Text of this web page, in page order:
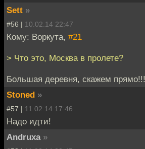
Sett »
#56 | 10.02.14 22:47
Кому: Воркута, #21
> Что это, Москва в пролете?
Большая деревня, скажем прямо!!!
Stoned »
#57 | 11.02.14 17:46
Надо идти!
Andruxa »